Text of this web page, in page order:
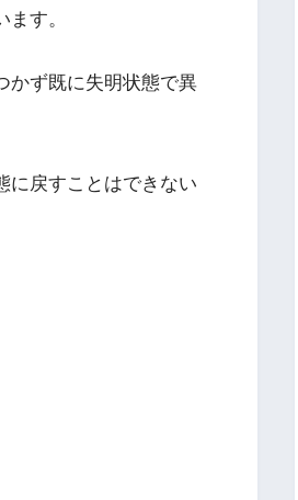
す。
かず既に失明状態で異
に戻すことはできない